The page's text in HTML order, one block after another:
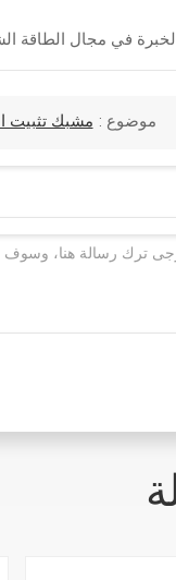
موضوع : مشبك تثبيت